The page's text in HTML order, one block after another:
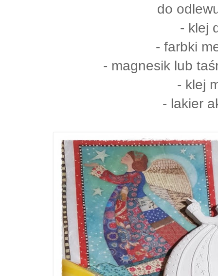
do
- klej
- farbki
- magnesik lub
- klej
- lakier